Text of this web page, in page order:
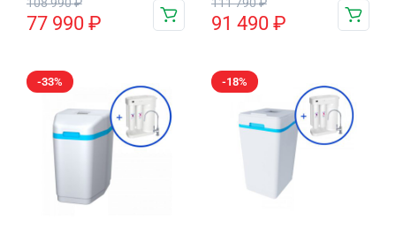
77 990 ₽ 91 490 ₽
-33% -18%